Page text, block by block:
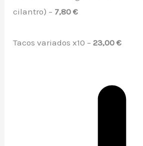
cilantro) – 7,80 €
Tacos variados x10 –23,00 €